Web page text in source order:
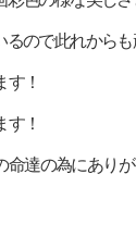
ので此れからも
！
！
達の為にあり